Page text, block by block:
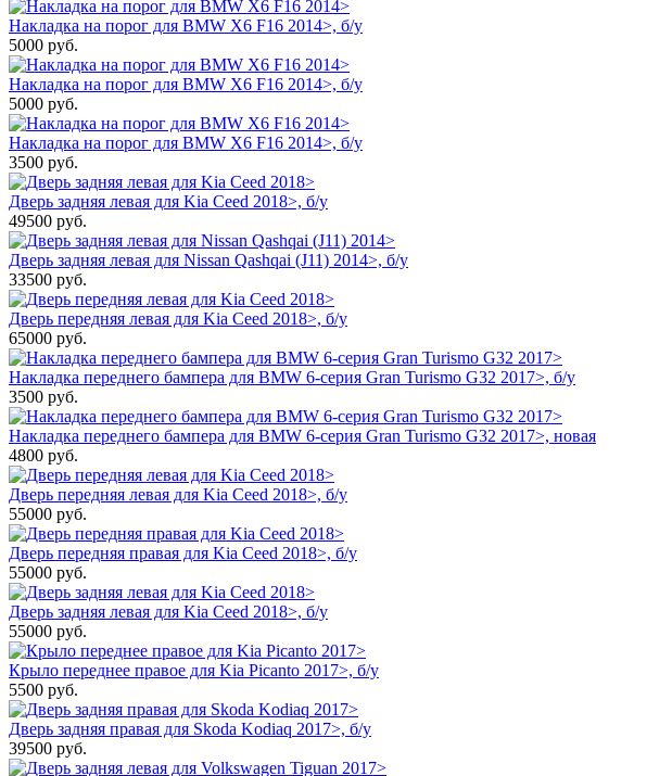
Накладка на порог для BMW X6 F16 2014>, б/у
5000 руб.
Накладка на порог для BMW X6 F16 2014>, б/у
5000 руб.
Накладка на порог для BMW X6 F16 2014>, б/у
3500 руб.
Дверь задняя левая для Kia Ceed 2018>, б/у
49500 руб.
Дверь задняя левая для Nissan Qashqai (J11) 2014>, б/у
33500 руб.
Дверь передняя левая для Kia Ceed 2018>, б/у
65000 руб.
Накладка переднего бампера для BMW 6-серия Gran Turismo G32 2017>, б/у
3500 руб.
Накладка переднего бампера для BMW 6-серия Gran Turismo G32 2017>, новая
4800 руб.
Дверь передняя левая для Kia Ceed 2018>, б/у
55000 руб.
Дверь передняя правая для Kia Ceed 2018>, б/у
55000 руб.
Дверь задняя левая для Kia Ceed 2018>, б/у
55000 руб.
Крыло переднее правое для Kia Picanto 2017>, б/у
5500 руб.
Дверь задняя правая для Skoda Kodiaq 2017>, б/у
39500 руб.